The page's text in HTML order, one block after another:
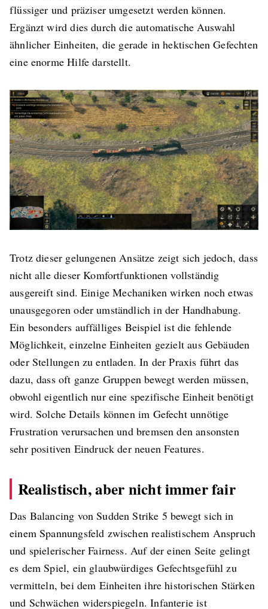
flüssiger und präziser umgesetzt werden können.
Ergänzt wird dies durch die automatische Auswahl
ähnlicher Einheiten, die gerade in hektischen Gefechten
eine enorme Hilfe darstellt.
Trotz dieser gelungenen Ansätze zeigt sich jedoch, dass
nicht alle dieser Komfortfunktionen vollständig
ausgereift sind. Einige Mechaniken wirken noch etwas
unausgegoren oder umständlich in der Handhabung.
Ein besonders auffälliges Beispiel ist die fehlende
Möglichkeit, einzelne Einheiten gezielt aus Gebäuden
oder Stellungen zu entladen. In der Praxis führt das
dazu, dass oft ganze Gruppen bewegt werden müssen,
obwohl eigentlich nur eine spezifische Einheit benötigt
wird. Solche Details können im Gefecht unnötige
Frustration verursachen und bremsen den ansonsten
sehr positiven Eindruck der neuen Features.
Realistisch, aber nicht immer fair
Das Balancing von Sudden Strike 5 bewegt sich in
einem Spannungsfeld zwischen realistischem Anspruch
und spielerischer Fairness. Auf der einen Seite gelingt
es dem Spiel, ein glaubwürdiges Gefechtsgefühl zu
vermitteln, bei dem Einheiten ihre historischen Stärken
und Schwächen widerspiegeln. Infanterie ist